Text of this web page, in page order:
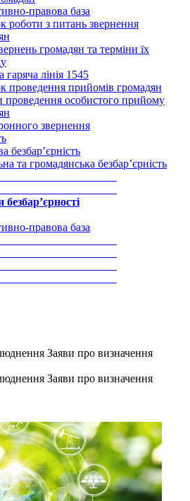
правова база
роботи з питань звернення
громадян та терміни їх
гаряча лінія 1545
проведення прийомів громадян
проведення особистого прийому
звернення
безбар’єрність
та громадянська безбар’єрність
правова база
Заяви про визначення
Заяви про визначення